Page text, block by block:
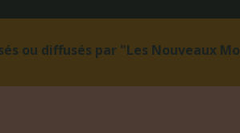
ou diffusés par "Les Nouveaux